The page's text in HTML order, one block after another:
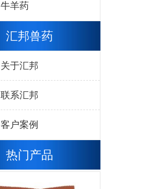
牛羊药
汇邦兽药
关于汇邦
联系汇邦
客户案例
热门产品